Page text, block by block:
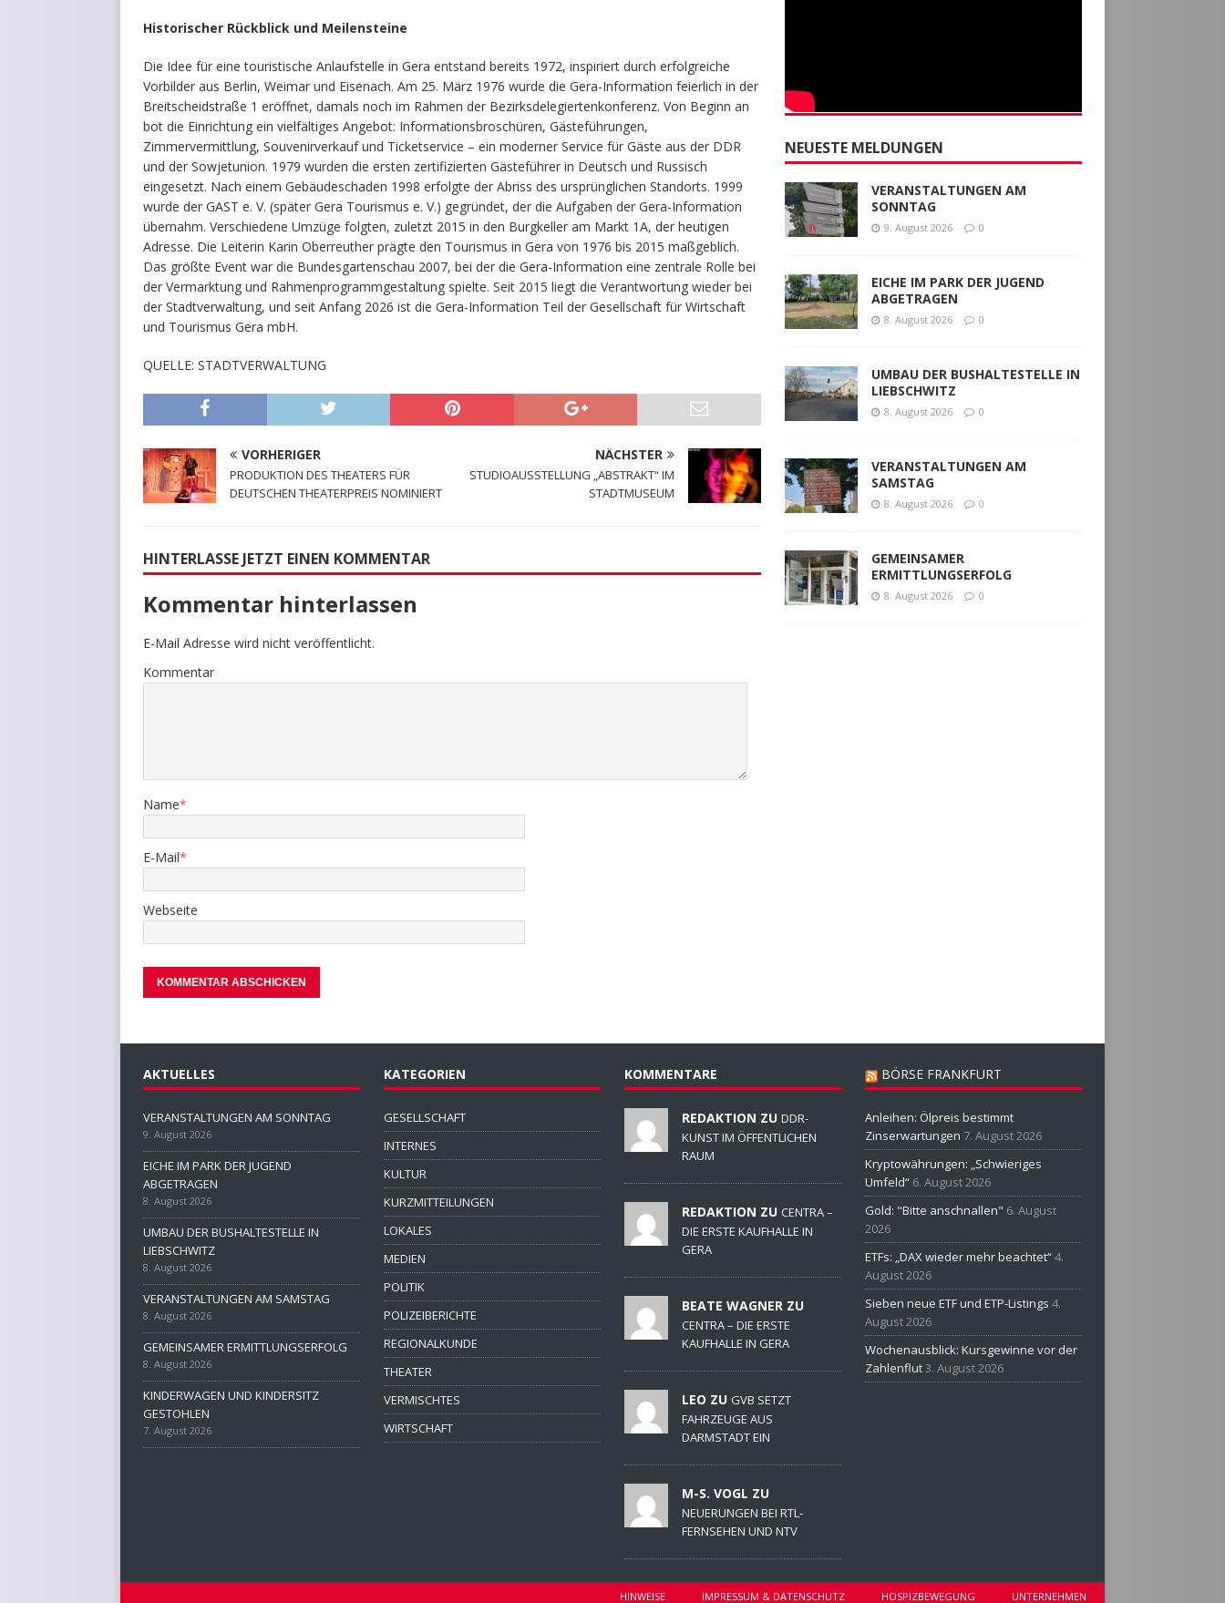
Historischer Rückblick und Meilensteine
Die Idee für eine touristische Anlaufstelle in Gera entstand bereits 1972, inspiriert durch erfolgreiche
Vorbilder aus Berlin, Weimar und Eisenach. Am 25. März 1976 wurde die Gera-Information feierlich in der
Breitscheidstraße 1 eröffnet, damals noch im Rahmen der Bezirksdelegiertenkonferenz. Von Beginn an
bot die Einrichtung ein vielfältiges Angebot: Informationsbroschüren, Gästeführungen,
Zimmervermittlung, Souvenirverkauf und Ticketservice – ein moderner Service für Gäste aus der DDR
und der Sowjetunion. 1979 wurden die ersten zertifizierten Gästeführer in Deutsch und Russisch
eingesetzt. Nach einem Gebäudeschaden 1998 erfolgte der Abriss des ursprünglichen Standorts. 1999
wurde der GAST e. V. (später Gera Tourismus e. V.) gegründet, der die Aufgaben der Gera-Information
übernahm. Verschiedene Umzüge folgten, zuletzt 2015 in den Burgkeller am Markt 1A, der heutigen
Adresse. Die Leiterin Karin Oberreuther prägte den Tourismus in Gera von 1976 bis 2015 maßgeblich.
Das größte Event war die Bundesgartenschau 2007, bei der die Gera-Information eine zentrale Rolle bei
der Vermarktung und Rahmenprogrammgestaltung spielte. Seit 2015 liegt die Verantwortung wieder bei
der Stadtverwaltung, und seit Anfang 2026 ist die Gera-Information Teil der Gesellschaft für Wirtschaft
und Tourismus Gera mbH.
QUELLE: STADTVERWALTUNG
VORHERIGER
PRODUKTION DES THEATERS FÜR
DEUTSCHEN THEATERPREIS NOMINIERT
NÄCHSTER
STUDIOAUSSTELLUNG „ABSTRAKT“ IM
STADTMUSEUM
HINTERLASSE JETZT EINEN KOMMENTAR
Kommentar hinterlassen
E-Mail Adresse wird nicht veröffentlicht.
Kommentar
Name*
E-Mail*
Webseite
NEUESTE MELDUNGEN
VERANSTALTUNGEN AM
SONNTAG
9. August 2026 0
EICHE IM PARK DER JUGEND
ABGETRAGEN
8. August 2026 0
UMBAU DER BUSHALTESTELLE IN
LIEBSCHWITZ
8. August 2026 0
VERANSTALTUNGEN AM
SAMSTAG
8. August 2026 0
GEMEINSAMER
ERMITTLUNGSERFOLG
8. August 2026 0
AKTUELLES
VERANSTALTUNGEN AM SONNTAG
9. August 2026
EICHE IM PARK DER JUGEND
ABGETRAGEN
8. August 2026
UMBAU DER BUSHALTESTELLE IN
LIEBSCHWITZ
8. August 2026
VERANSTALTUNGEN AM SAMSTAG
8. August 2026
GEMEINSAMER ERMITTLUNGSERFOLG
8. August 2026
KINDERWAGEN UND KINDERSITZ
GESTOHLEN
7. August 2026
KATEGORIEN
GESELLSCHAFT
INTERNES
KULTUR
KURZMITTEILUNGEN
LOKALES
MEDIEN
POLITIK
POLIZEIBERICHTE
REGIONALKUNDE
THEATER
VERMISCHTES
WIRTSCHAFT
KOMMENTARE
REDAKTION ZU DDR-
KUNST IM ÖFFENTLICHEN
RAUM
REDAKTION ZU CENTRA –
DIE ERSTE KAUFHALLE IN
GERA
BEATE WAGNER ZU
CENTRA – DIE ERSTE
KAUFHALLE IN GERA
LEO ZU GVB SETZT
FAHRZEUGE AUS
DARMSTADT EIN
M-S. VOGL ZU
NEUERUNGEN BEI RTL-
FERNSEHEN UND NTV
BÖRSE FRANKFURT
Anleihen: Ölpreis bestimmt
Zinserwartungen 7. August 2026
Kryptowährungen: „Schwieriges
Umfeld“ 6. August 2026
Gold: "Bitte anschnallen" 6. August
2026
ETFs: „DAX wieder mehr beachtet“4.
August 2026
Sieben neue ETF und ETP-Listings 4.
August 2026
Wochenausblick: Kursgewinne vor der
Zahlenflut3. August 2026
HINWEISE IMPRESSUM & DATENSCHUTZ HOSPIZBEWEGUNG UNTERNEHMEN